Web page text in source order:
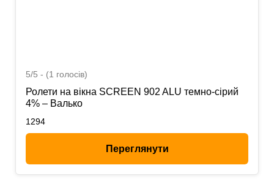
5/5 - (1 голосів)
Ролети на вікна SCREEN 902 ALU темно-сірий
4% – Валько
1294
Переглянути